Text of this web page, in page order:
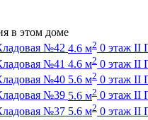
в этом доме
№42 4.6 м2 0 этаж II
№41 4.6 м2 0 этаж II
№40 5.6 м2 0 этаж II
№39 5.6 м2 0 этаж II
№37 5.6 м2 0 этаж II